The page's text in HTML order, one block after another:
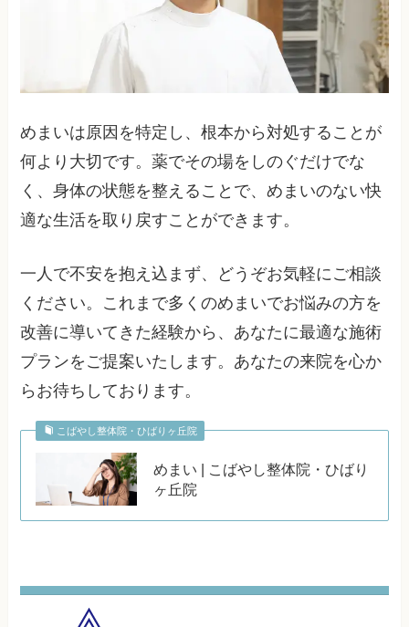
めまいは原因を特定し、根本から対処することが
何より大切です。薬でその場をしのぐだけでな
く、身体の状態を整えることで、めまいのない快
適な生活を取り戻すことができます。
一人で不安を抱え込まず、どうぞお気軽にご相談
ください。これまで多くのめまいでお悩みの方を
改善に導いてきた経験から、あなたに最適な施術
プランをご提案いたします。あなたの来院を心か
らお待ちしております。
こばやし整体院・ひばりヶ丘院
めまい | こばやし整体院・ひばり
ヶ丘院